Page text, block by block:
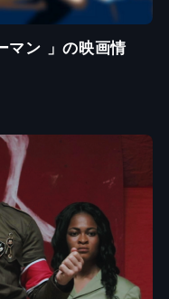
マン 」の映画情